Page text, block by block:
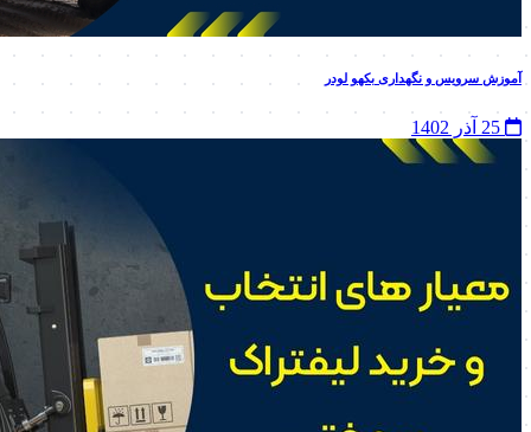
آموزش سرویس و نگهداری بکهو لودر